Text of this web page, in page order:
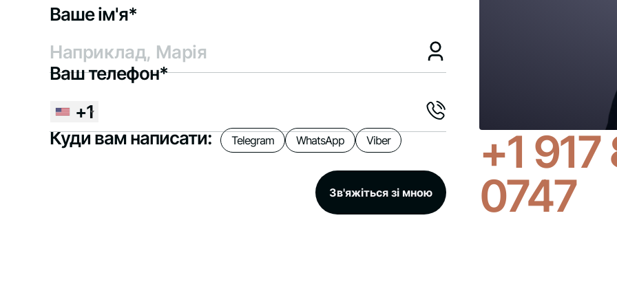
Ваше ім'я*
Ваш телефон*
+1
Куди вам написати:
Telegram WhatsApp Viber
+1
0747